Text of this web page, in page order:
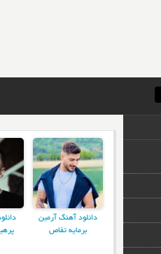
دانلود آهنگ آرمین
برمایه تقاص